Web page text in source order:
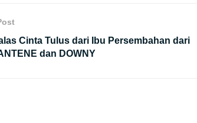
Cinta Tulus dari Ibu Persembahan dari
dan DOWNY